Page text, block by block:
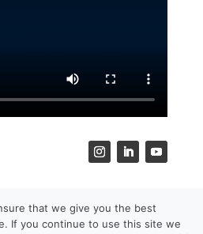
LLC - All Rights Reserved.
that we give you the best
If you continue to use this site we